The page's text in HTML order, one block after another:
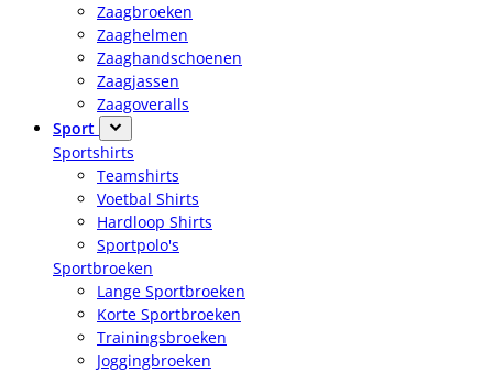
Zaagbroeken
Zaaghelmen
Zaaghandschoenen
Zaagjassen
Zaagoveralls
Sport
Sportshirts
Teamshirts
Voetbal Shirts
Hardloop Shirts
Sportpolo's
Sportbroeken
Lange Sportbroeken
Korte Sportbroeken
Trainingsbroeken
Joggingbroeken